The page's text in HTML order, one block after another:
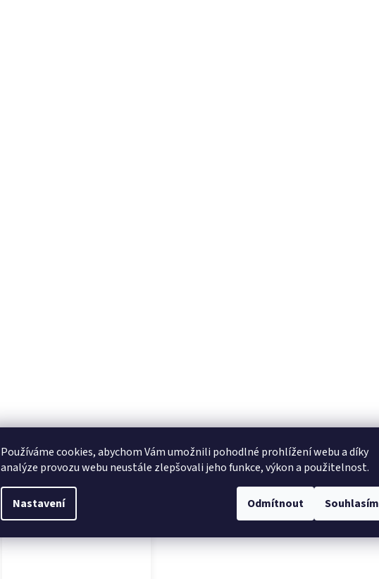
Používáme cookies, abychom Vám umožnili pohodlné prohlížení webu a díky
analýze provozu webu neustále zlepšovali jeho funkce, výkon a použitelnost.
Nastavení Odmítnout Souhlasím
Související produkty